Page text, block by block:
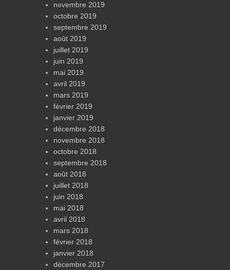
novembre 2019
octobre 2019
septembre 2019
août 2019
juillet 2019
juin 2019
mai 2019
avril 2019
mars 2019
février 2019
janvier 2019
décembre 2018
novembre 2018
octobre 2018
septembre 2018
août 2018
juillet 2018
juin 2018
mai 2018
avril 2018
mars 2018
février 2018
janvier 2018
décembre 2017